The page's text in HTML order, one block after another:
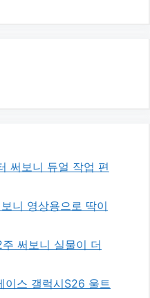
써보니 듀얼 작업 편
니 영상용으로 딱이
써보니 실물이 더
이스 갤럭시S26 울트